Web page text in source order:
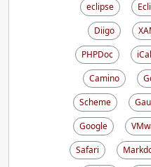
eclipse
Diigo
PHPDoc
Camino
Scheme
Google
Safari